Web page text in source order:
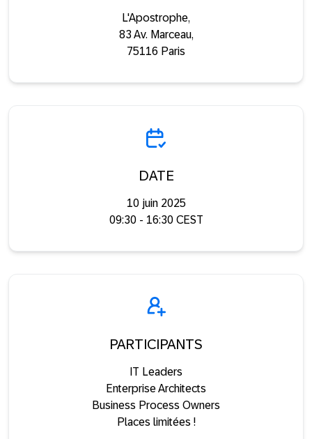
L'Apostrophe,
83 Av. Marceau,
75116 Paris
DATE
10 juin 2025
09:30 - 16:30 CEST
PARTICIPANTS
IT Leaders
Enterprise Architects
Business Process Owners
Places limitées !